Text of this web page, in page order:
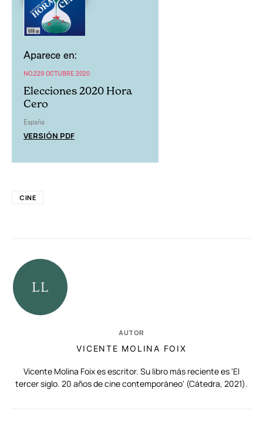
Aparece en:
NO.229 OCTUBRE 2020
Elecciones 2020 Hora
Cero
España
VERSIÓN PDF
CINE
AUTOR
VICENTE MOLINA FOIX
Vicente Molina Foix es escritor. Su libro más reciente es 'El
tercer siglo. 20 años de cine contemporáneo' (Cátedra, 2021).